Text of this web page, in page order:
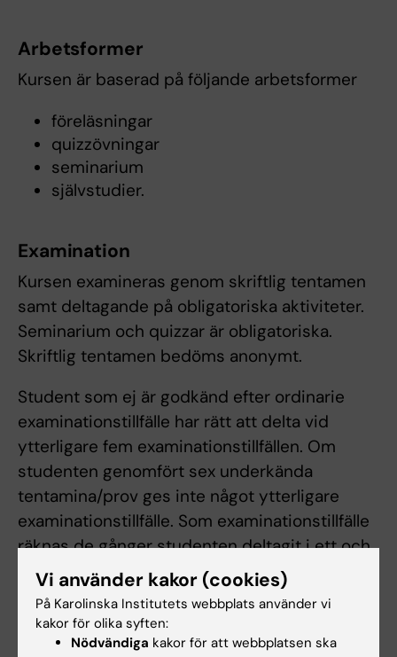
Arbetsformer
Kursen är baserad på följande arbetsformer
föreläsningar
quizzövningar
seminarium
självstudier.
Examination
Kursen examineras genom skriftlig tentamen
samt deltagande på obligatoriska aktiviteter.
Seminarium och quizzar är obligatoriska.
Skriftlig tentamen bedöms anonymt.
Student som ej är godkänd efter ordinarie
examinationstillfälle har rätt att delta vid
ytterligare fem examinationstillfällen. Om
studenten genomfört sex underkända
tentamina/prov ges inte något ytterligare
examinationstillfälle. Som examinationstillfälle
räknas de gånger studenten deltagit i ett och
samma prov. Inlämning av blank skrivning
räknas som examinationstillfälle.
Examinationstillfälle till vilket studenten anmält
sig men inte deltagit räknas inte som
Vi använder kakor (cookies)
På Karolinska Institutets webbplats använder vi
kakor för olika syften:
Nödvändiga kakor för att webbplatsen ska